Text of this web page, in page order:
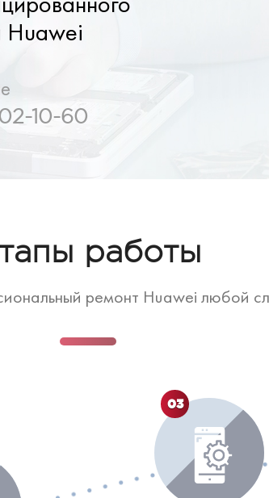
Huawei
10-60
работы
ремонт Huawei любой
03